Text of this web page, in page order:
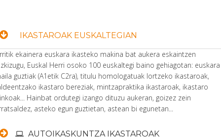
IKASTAROAK EUSKALTEGIAN
ekainera euskara ikasteko makina bat aukera eskaintzen
Euskal Herri osoko 100 euskaltegi baino gehiagotan: euskara
guztiak (A1etik C2ra), titulu homologatuak lortzeko ikastaroak,
ikastaro bereziak, mintzapraktika ikastaroak, ikastaro
Hainbat ordutegi izango dituzu aukeran, goizez zein
asteko egun guztietan, astean bi egunetan...
AUTOIKASKUNTZA IKASTAROAK